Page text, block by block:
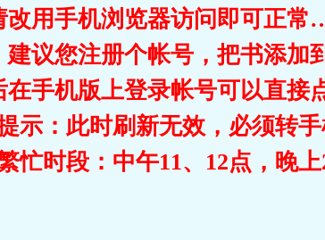
改用手机浏览器访问即可正
建议您注册个帐号，把书添加
在手机版上登录帐号可以直接
提示：此时刷新无效，必须转手
繁忙时段：中午11、12点，晚上